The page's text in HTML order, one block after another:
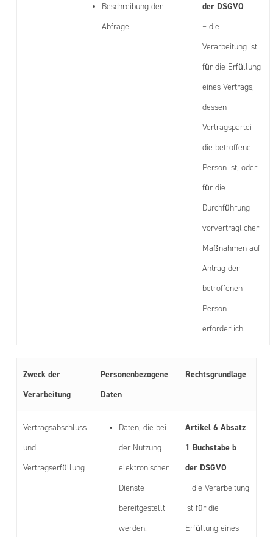
Beschreibung der
Abfrage.
der DSGVO
– die
Verarbeitung ist
für die Erfüllung
eines Vertrags,
dessen
Vertragspartei
die betroffene
Person ist, oder
für die
Durchführung
vorvertraglicher
Maßnahmen auf
Antrag der
betroffenen
Person
erforderlich.
Zweck der
Verarbeitung
Personenbezogene
Daten
Rechtsgrundlage
Vertragsabschluss
und
Vertragserfüllung
Daten, die bei
der Nutzung
elektronischer
Dienste
bereitgestellt
werden.
Artikel 6 Absatz
1 Buchstabe b
der DSGVO
– die Verarbeitung
ist für die
Erfüllung eines